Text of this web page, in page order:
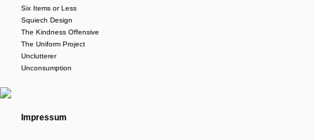
Six Items or Less
Squiech Design
The Kindness Offensive
The Uniform Project
Unclutterer
Unconsumption
Impressum